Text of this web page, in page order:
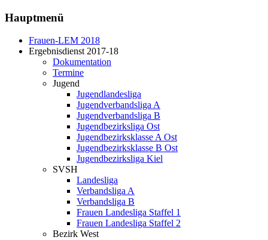
Hauptmenü
Frauen-LEM 2018
Ergebnisdienst 2017-18
Dokumentation
Termine
Jugend
Jugendlandesliga
Jugendverbandsliga A
Jugendverbandsliga B
Jugendbezirksliga Ost
Jugendbezirksklasse A Ost
Jugendbezirksklasse B Ost
Jugendbezirksliga Kiel
SVSH
Landesliga
Verbandsliga A
Verbandsliga B
Frauen Landesliga Staffel 1
Frauen Landesliga Staffel 2
Bezirk West